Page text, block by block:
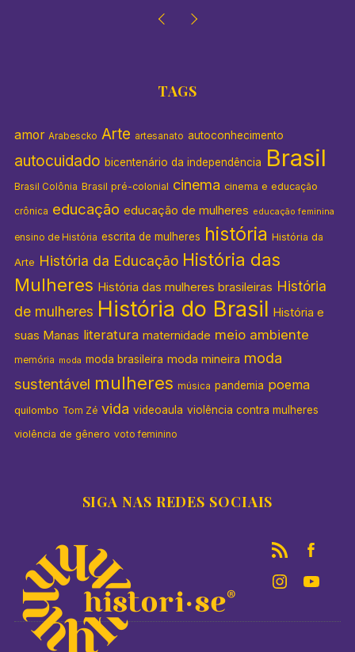
TAGS
amor Arabescko Arte artesanato autoconhecimento
autocuidado bicentenário da independência Brasil
Brasil Colônia Brasil pré-colonial cinema cinema e educação
crônica educação educação de mulheres educação feminina
ensino de História escrita de mulheres história História da
Arte História da Educação História das
Mulheres História das mulheres brasileiras História
de mulheres História do Brasil História e
suas Manas literatura maternidade meio ambiente
memória moda moda brasileira moda mineira moda
sustentável mulheres música pandemia poema
quilombo Tom Zé vida videoaula violência contra mulheres
violência de gênero voto feminino
SIGA NAS REDES SOCIAIS